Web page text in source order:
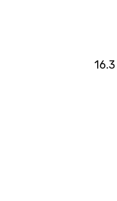
לחדר הרחצה הפרטי שלכם! קוטר כיסוי: 16.3